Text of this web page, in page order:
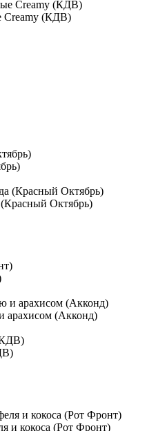
Creamy (КДВ)
(Красный Октябрь)
арахисом (Акконд)
и кокоса (Рот Фронт)